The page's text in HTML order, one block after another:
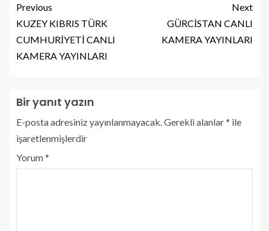
Previous
KUZEY KIBRIS TÜRK
CUMHURİYETİ CANLI
KAMERA YAYINLARI
Next
GÜRCİSTAN CANLI
KAMERA YAYINLARI
Bir yanıt yazın
E-posta adresiniz yayınlanmayacak.Gerekli alanlar* ile
işaretlenmişlerdir
Yorum*